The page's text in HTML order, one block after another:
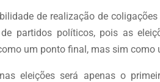
de realização de
partidos políticos, pois as
um ponto final, mas sim como
eleições será apenas o